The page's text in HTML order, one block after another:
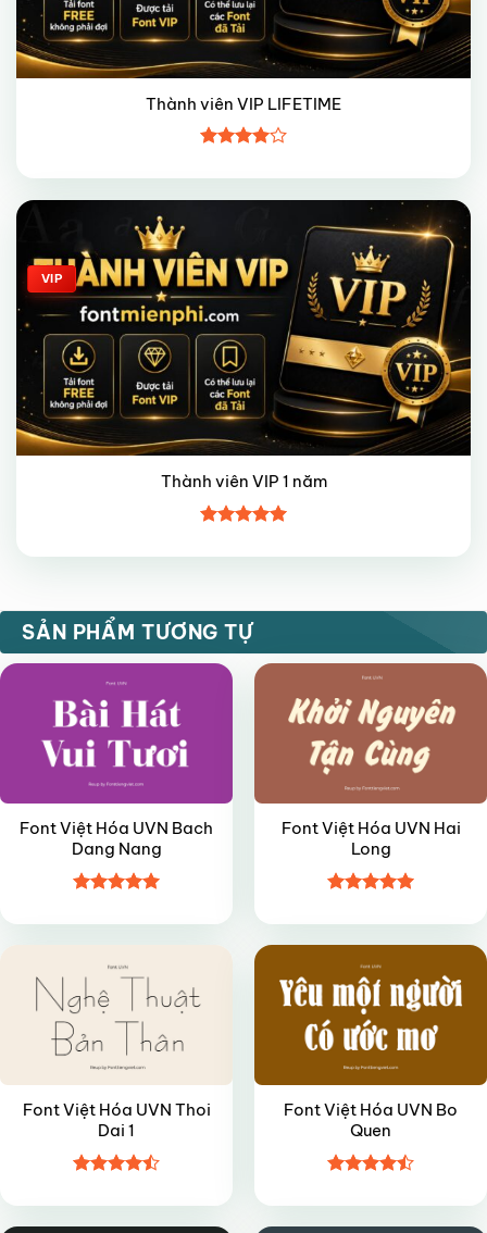
Thành viên VIP LIFETIME
xếp hạng
45 sao
Giảm giá!
VIP
Thành viên VIP 1 năm
hạng55
SẢN PHẨM TƯƠNG TỰ
VIP
Font Việt Hóa UVN Bach
Dang Nang
hạng4.95
Font Việt Hóa UVN Hai
Long
hạng4.95
5 sao
Font Việt Hóa UVN Thoi
Dai 1
hạng4.5
5 sao
Font Việt Hóa UVN Bo
Quen
hạng4.5
5 sao